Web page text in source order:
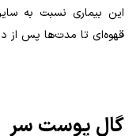
این بیماری نسبت به
قهوه‌ای تا مدت‌ها پس از
گال پوست سر